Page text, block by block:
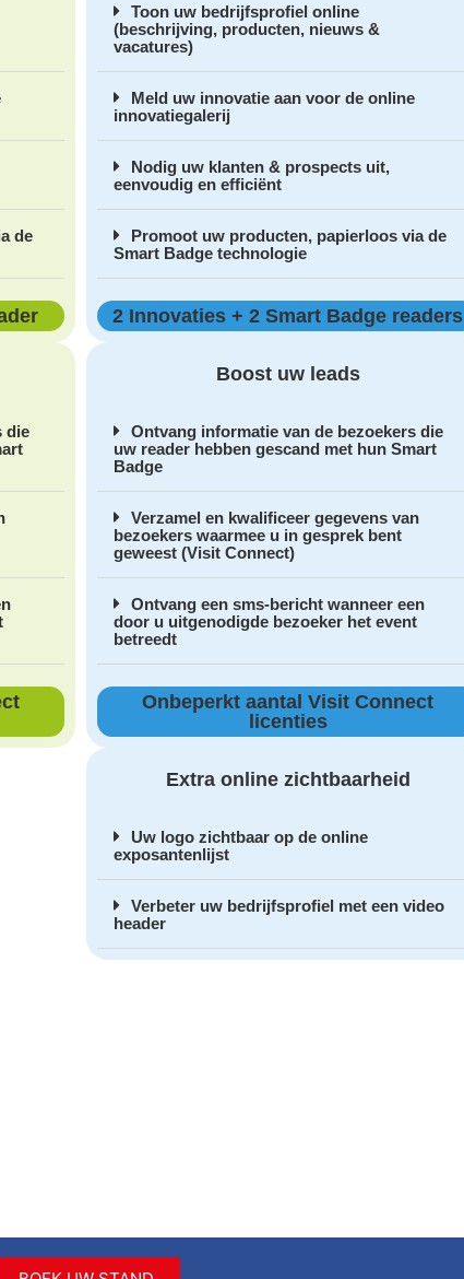
de
Toon uw bedrijfsprofiel online
(beschrijving, producten, nieuws &
vacatures)
Meld uw innovatie aan voor de online
innovatiegalerij
Nodig uw klanten & prospects uit,
eenvoudig en efficiënt
Promoot uw producten, papierloos via de
Smart Badge technologie
2 Innovaties + 2 Smart Badge readers
die
Boost uw leads
Ontvang informatie van de bezoekers die
uw reader hebben gescand met hun Smart
Badge
Verzamel en kwalificeer gegevens van
bezoekers waarmee u in gesprek bent
geweest (Visit Connect)
Ontvang een sms-bericht wanneer een
door u uitgenodigde bezoeker het event
betreedt
Onbeperkt aantal Visit Connect
licenties​
Extra online zichtbaarheid
Uw logo zichtbaar op de online
exposantenlijst
Verbeter uw bedrijfsprofiel met een video
header